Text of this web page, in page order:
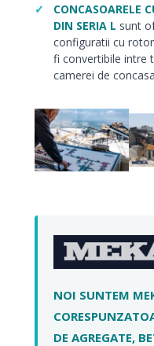
CONCASOARELE
DIN SERIA L sunt
configuratii cu
fi convertibile intre
camerei de
NOI SUNTEM
DE AGREGATE,